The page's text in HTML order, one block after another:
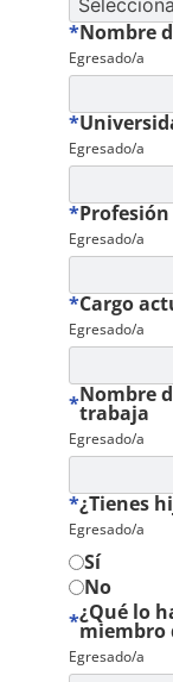
Nombre
*
Egresado/a
*
Egresado/a
Profesión
*
Egresado/a
Cargo
*
Egresado/a
Nombre
trabaja
*
Egresado/a
¿Tienes
*
Egresado/a
Sí
No
¿Qué lo
miembro
*
Egresado/a